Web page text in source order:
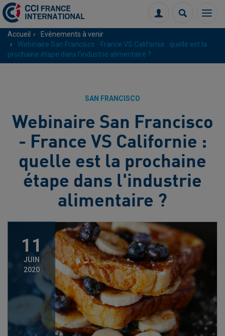
Menu
Connexion
Accueil
Evènements à venir
Webinaire San Francisco - France VS Californie : quelle est la
prochaine étape dans l'industrie alimentaire ?
SAN FRANCISCO
Webinaire San Francisco
- France VS Californie :
quelle est la prochaine
étape dans l'industrie
alimentaire ?
11
JUIN
2020